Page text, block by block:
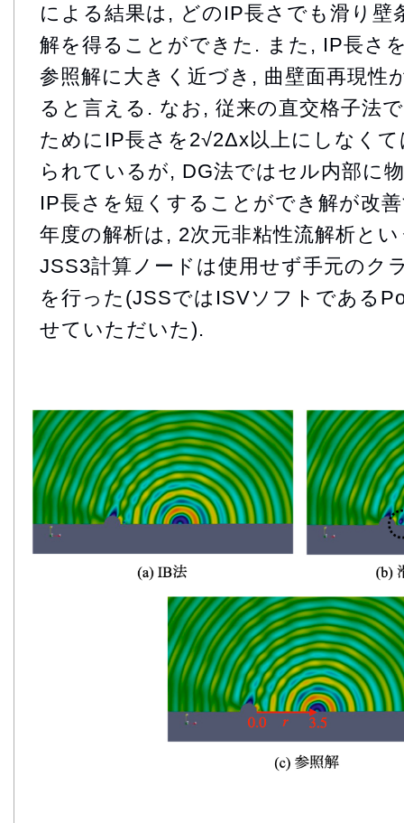
による結果は, どのIP長さでも滑り壁
解を得ることができた. また, IP長さ
参照解に大きく近づき, 曲壁面再現性
ると言える. なお, 従来の直交格子法
ためにIP長さを2√2Δx以上にしなく
られているが, DG法ではセル内部に
IP長さを短くすることができ解が改
年度の解析は, 2次元非粘性流解析と
JSS3計算ノードは使用せず手元のク
を行った(JSSではISVソフトである
せていただいた).